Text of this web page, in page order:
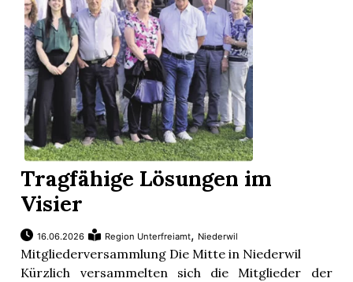
Tragfähige Lösungen im
Visier
16.06.2026 Region Unterfreiamt, Niederwil
Mitgliederversammlung Die Mitte in Niederwil
Kürzlich versammelten sich die Mitglieder der